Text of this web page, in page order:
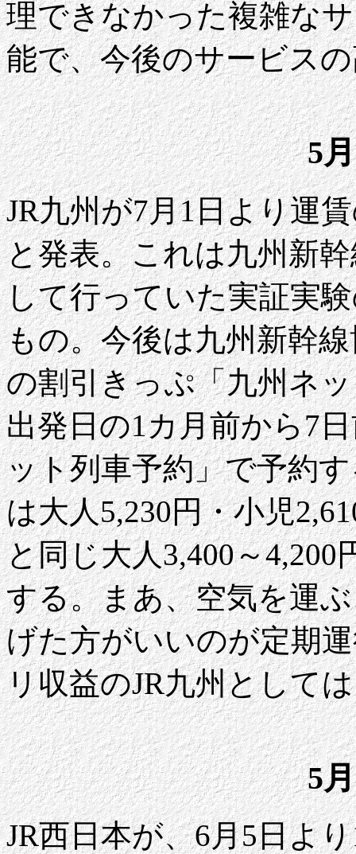
理できなかった複雑な
能で、今後のサービス
5
JR九州が7月1日より運
と発表。これは九州新
して行っていた実証実
もの。今後は九州新幹
の割引きっぷ「九州ネ
出発日の1カ月前から7
ット列車予約」で予約
は大人5,230円・小児
と同じ大人3,400～4,200
する。まあ、空気を運
げた方がいいのが定期
リ収益のJR九州として
5
JR西日本が、6月5日よ